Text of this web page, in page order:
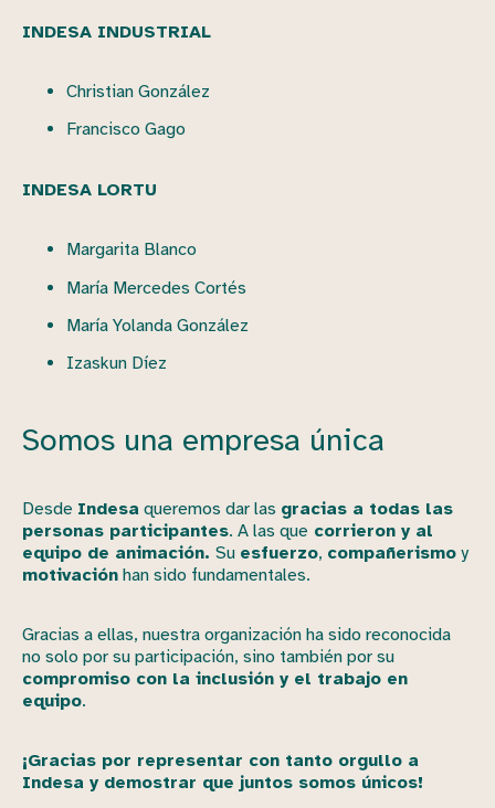
INDESA INDUSTRIAL
Christian González
Francisco Gago
INDESA LORTU
Margarita Blanco
María Mercedes Cortés
María Yolanda González
Izaskun Díez
Somos una empresa única
Desde Indesa queremos dar las gracias a todas las
personas participantes. A las que corrieron y al
equipo de animación. Su esfuerzo, compañerismo y
motivación han sido fundamentales.
Gracias a ellas, nuestra organización ha sido reconocida
no solo por su participación, sino también por su
compromiso con la inclusión y el trabajo en
equipo.
¡Gracias por representar con tanto orgullo a
Indesa y demostrar que juntos somos únicos!